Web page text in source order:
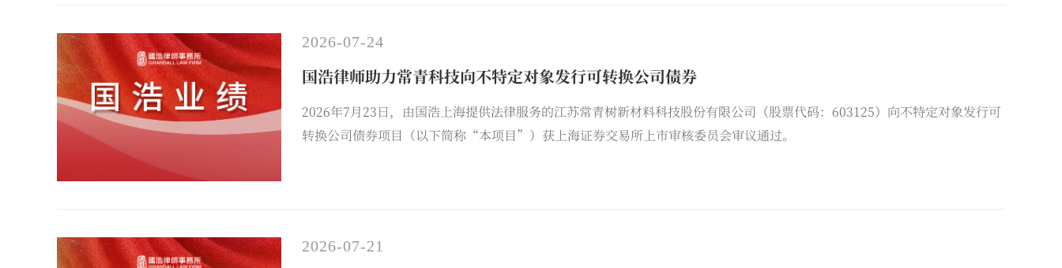
2026-07-24
国浩律师助力常青科技向不特定对象发行可转换公司债券
2026年7月23日，由国浩上海提供法律服务的江苏常青树新材料科技股份有限公司（股票代码：603125）向不特定对象发行可
转换公司债券项目（以下简称“本项目”）获上海证券交易所上市审核委员会审议通过。
2026-07-21